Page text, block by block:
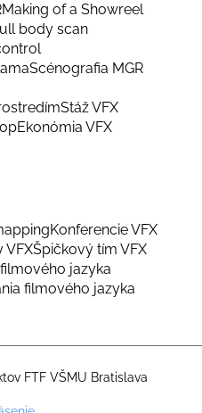
Making of a Showreel
body scan
Scénografia MGR
Stáž VFX
Ekonómia VFX
Konferencie VFX
VFXŠpičkový tím VFX
jazyka
filmového jazyka
FTF VŠMU Bratislava